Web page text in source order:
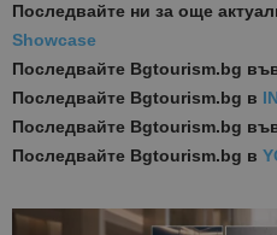
Последвайте ни за още
Showcase
Последвайте Bgtourism.bg
Последвайте Bgtourism.bg в
Последвайте Bgtourism.bg
Последвайте Bgtourism.bg в